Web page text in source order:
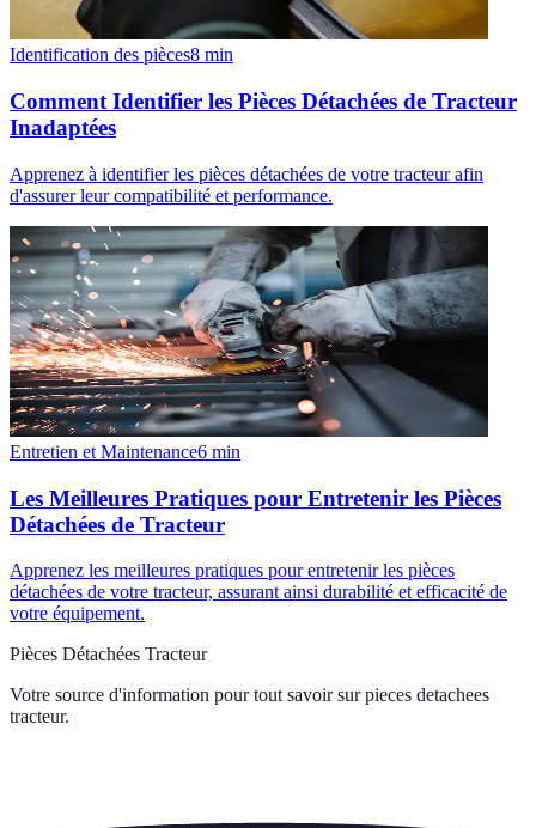
Identification des pièces8 min
Comment Identifier les Pièces Détachées de Tracteur
Inadaptées
Apprenez à identifier les pièces détachées de votre tracteur afin
d'assurer leur compatibilité et performance.
Entretien et Maintenance6 min
Les Meilleures Pratiques pour Entretenir les Pièces
Détachées de Tracteur
Apprenez les meilleures pratiques pour entretenir les pièces
détachées de votre tracteur, assurant ainsi durabilité et efficacité de
votre équipement.
Pièces Détachées Tracteur
Votre source d'information pour tout savoir sur pieces detachees
tracteur.